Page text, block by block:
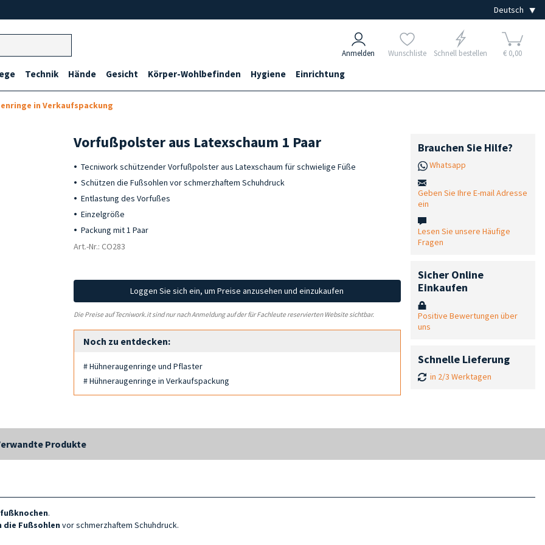
Anmelden Wunschliste Schnell bestellen € 0,00
Technik Hände Gesicht Körper-Wohlbefinden Hygiene Einrichtung
in Verkaufspackung
Vorfußpolster aus Latexschaum 1 Paar
Tecniwork schützender Vorfußpolster aus Latexschaum für schwielige Füße
Schützen die Fußsohlen vor schmerzhaftem Schuhdruck
Entlastung des Vorfußes
Einzelgröße
Packung mit 1 Paar
Art.-Nr.: CO283
Loggen Sie sich ein, um Preise anzusehen und einzukaufen
Die Preise auf Tecniwork.it sind nur nach Anmeldung auf der für Fachleute reservierten Website sichtbar.
Noch zu entdecken:
# Hühneraugenringe und Pflaster
# Hühneraugenringe in Verkaufspackung
Brauchen Sie Hilfe?
Whatsapp
Geben Sie Ihre E-mail Adresse
ein
Lesen Sie unsere Häufige
Fragen
Sicher Online
Einkaufen
Positive Bewertungen über
uns
Schnelle Lieferung
in 2/3 Werktagen
Produkte
.
Fußsohlen vor schmerzhaftem Schuhdruck.